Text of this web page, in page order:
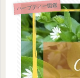
ハーブティー図鑑